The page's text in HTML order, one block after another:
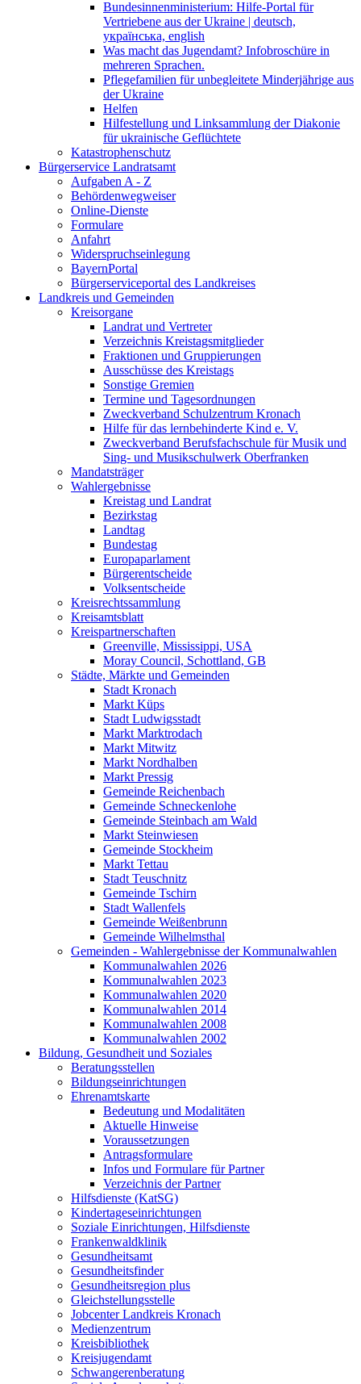
Bundesinnenministerium: Hilfe-Portal für
Vertriebene aus der Ukraine | deutsch,
українська, english
Was macht das Jugendamt? Infobroschüre in
mehreren Sprachen.
Pflegefamilien für unbegleitete Minderjährige aus
der Ukraine
Helfen
Hilfestellung und Linksammlung der Diakonie
für ukrainische Geflüchtete
Katastrophenschutz
Bürgerservice Landratsamt
Aufgaben A - Z
Behördenwegweiser
Online-Dienste
Formulare
Anfahrt
Widerspruchseinlegung
BayernPortal
Bürgerserviceportal des Landkreises
Landkreis und Gemeinden
Kreisorgane
Landrat und Vertreter
Verzeichnis Kreistagsmitglieder
Fraktionen und Gruppierungen
Ausschüsse des Kreistags
Sonstige Gremien
Termine und Tagesordnungen
Zweckverband Schulzentrum Kronach
Hilfe für das lernbehinderte Kind e. V.
Zweckverband Berufsfachschule für Musik und
Sing- und Musikschulwerk Oberfranken
Mandatsträger
Wahlergebnisse
Kreistag und Landrat
Bezirkstag
Landtag
Bundestag
Europaparlament
Bürgerentscheide
Volksentscheide
Kreisrechtssammlung
Kreisamtsblatt
Kreispartnerschaften
Greenville, Mississippi, USA
Moray Council, Schottland, GB
Städte, Märkte und Gemeinden
Stadt Kronach
Markt Küps
Stadt Ludwigsstadt
Markt Marktrodach
Markt Mitwitz
Markt Nordhalben
Markt Pressig
Gemeinde Reichenbach
Gemeinde Schneckenlohe
Gemeinde Steinbach am Wald
Markt Steinwiesen
Gemeinde Stockheim
Markt Tettau
Stadt Teuschnitz
Gemeinde Tschirn
Stadt Wallenfels
Gemeinde Weißenbrunn
Gemeinde Wilhelmsthal
Gemeinden - Wahlergebnisse der Kommunalwahlen
Kommunalwahlen 2026
Kommunalwahlen 2023
Kommunalwahlen 2020
Kommunalwahlen 2014
Kommunalwahlen 2008
Kommunalwahlen 2002
Bildung, Gesundheit und Soziales
Beratungsstellen
Bildungseinrichtungen
Ehrenamtskarte
Bedeutung und Modalitäten
Aktuelle Hinweise
Voraussetzungen
Antragsformulare
Infos und Formulare für Partner
Verzeichnis der Partner
Hilfsdienste (KatSG)
Kindertageseinrichtungen
Soziale Einrichtungen, Hilfsdienste
Frankenwaldklinik
Gesundheitsamt
Gesundheitsfinder
Gesundheitsregion plus
Gleichstellungsstelle
Jobcenter Landkreis Kronach
Medienzentrum
Kreisbibliothek
Kreisjugendamt
Schwangerenberatung